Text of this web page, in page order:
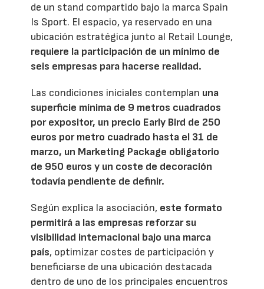
de un stand compartido bajo la marca Spain
Is Sport. El espacio, ya reservado en una
ubicación estratégica junto al Retail Lounge,
requiere la participación de un mínimo de
seis empresas para hacerse realidad.
Las condiciones iniciales contemplan una
superficie mínima de 9 metros cuadrados
por expositor, un precio Early Bird de 250
euros por metro cuadrado hasta el 31 de
marzo, un Marketing Package obligatorio
de 950 euros y un coste de decoración
todavía pendiente de definir.
Según explica la asociación, este formato
permitirá a las empresas reforzar su
visibilidad internacional bajo una marca
país, optimizar costes de participación y
beneficiarse de una ubicación destacada
dentro de uno de los principales encuentros